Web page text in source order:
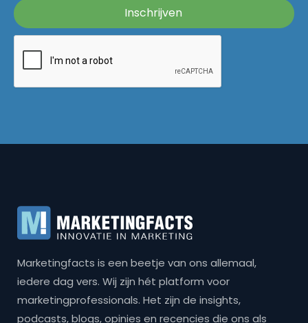
Marketingfacts is een beetje van ons allemaal,
iedere dag vers. Wij zijn hét platform voor
marketingprofessionals. Het zijn de insights,
podcasts, blogs, opinies en recencies die ons als